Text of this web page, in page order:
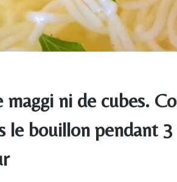
maggi ni de cubes.
le bouillon pendant